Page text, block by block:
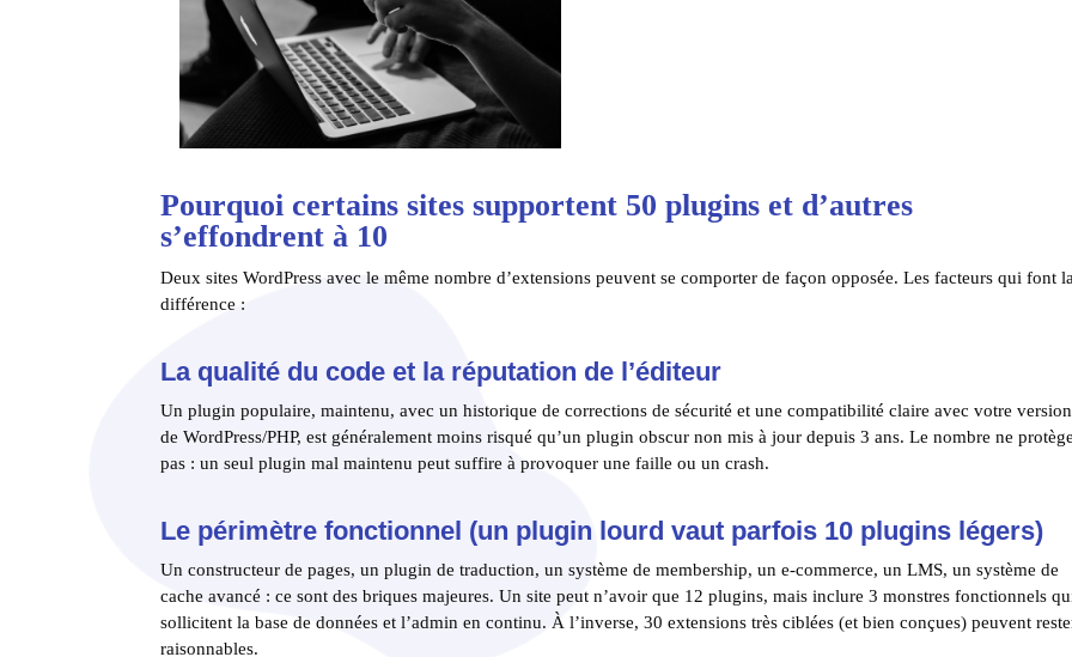
Pourquoi certains sites supportent 50 plugins et d’autres
s’effondrent à 10
Deux sites WordPress avec le même nombre d’extensions peuvent se comporter de façon opposée. Les facteurs qui font
différence :
La qualité du code et la réputation de l’éditeur
Un plugin populaire, maintenu, avec un historique de corrections de sécurité et une compatibilité claire avec votre version
de WordPress/PHP, est généralement moins risqué qu’un plugin obscur non mis à jour depuis 3 ans. Le nombre ne
pas : un seul plugin mal maintenu peut suffire à provoquer une faille ou un crash.
Le périmètre fonctionnel (un plugin lourd vaut parfois 10 plugins légers)
Un constructeur de pages, un plugin de traduction, un système de membership, un e-commerce, un LMS, un système de
cache avancé : ce sont des briques majeures. Un site peut n’avoir que 12 plugins, mais inclure 3 monstres fonctionnels
sollicitent la base de données et l’admin en continu. À l’inverse, 30 extensions très ciblées (et bien conçues) peuvent
raisonnables.